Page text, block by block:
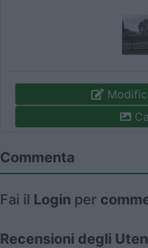
Commenta
Fai il Login per
Recensioni degli